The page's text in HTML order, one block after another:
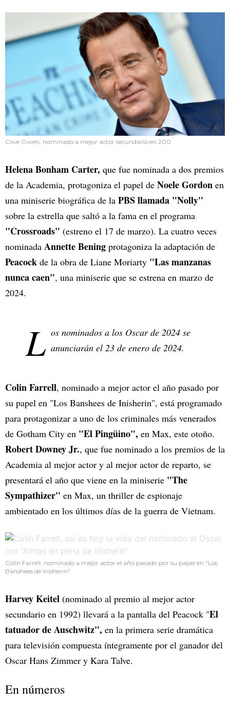
Clive Owen, nominado a mejor actor secundario en 200
Helena Bonham Carter, que fue nominada a dos premios
de la Academia, protagoniza el papel de Noele Gordon en
una miniserie biográfica de la PBS llamada "Nolly"
sobre la estrella que saltó a la fama en el programa
"Crossroads" (estreno el 17 de marzo). La cuatro veces
nominada Annette Bening protagoniza la adaptación de
Peacock de la obra de Liane Moriarty "Las manzanas
nunca caen", una miniserie que se estrena en marzo de
2024.
L os nominados a los Oscar de 2024 se
anunciarán el 23 de enero de 2024.
Colin Farrell, nominado a mejor actor el año pasado por
su papel en "Los Banshees de Inisherin", está programado
para protagonizar a uno de los criminales más venerados
de Gotham City en "El Pingüino", en Max, este otoño.
Robert Downey Jr., que fue nominado a los premios de la
Academia al mejor actor y al mejor actor de reparto, se
presentará el año que viene en la miniserie "The
Sympathizer" en Max, un thriller de espionaje
ambientado en los últimos días de la guerra de Vietnam.
Colin Farrell, nominado a mejor actor el año pasado por su papel en "Los
Banshees de Inisherin"
Harvey Keitel (nominado al premio al mejor actor
secundario en 1992) llevará a la pantalla del Peacock "El
tatuador de Auschwitz", en la primera serie dramática
para televisión compuesta íntegramente por el ganador del
Oscar Hans Zimmer y Kara Talve.
En números